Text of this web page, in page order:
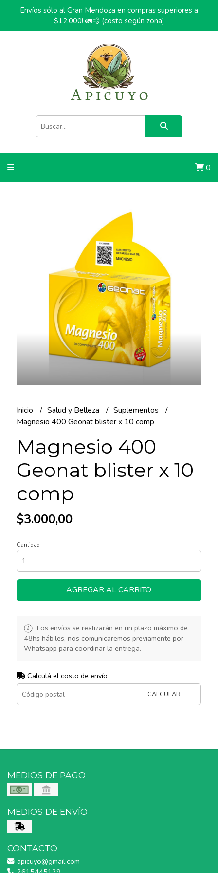
Envíos sólo al Gran Mendoza en compras superiores a
$12.000! 🚛💨 (costo según zona)
0
Inicio Salud y Belleza
Suplementos
Magnesio 400 Geonat blister x 10 comp
Magnesio 400
Geonat blister x 10
comp
$3.000,00
Cantidad
AGREGAR AL CARRITO
Los envíos se realizarán en un plazo máximo de
48hs hábiles, nos comunicaremos previamente por
Whatsapp para coordinar la entrega.
Calculá el costo de envío
CALCULAR
MEDIOS DE PAGO
MEDIOS DE ENVÍO
CONTACTO
apicuyo@gmail.com